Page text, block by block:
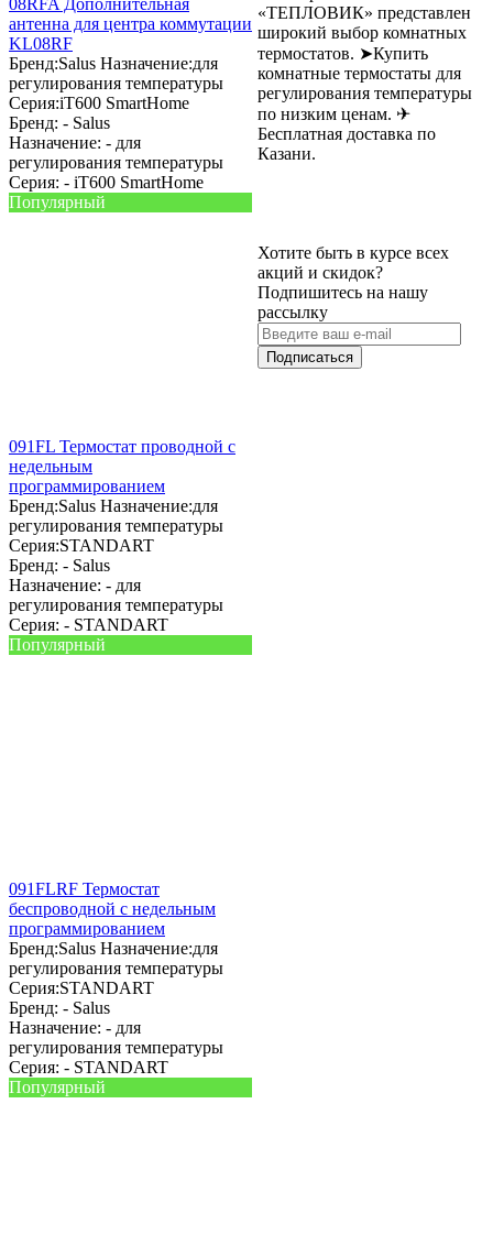
08RFA Дополнительная
антенна для центра коммутации
KL08RF
Бренд:Salus Назначение:для
регулирования температуры
Серия:iT600 SmartHome
Бренд: - Salus
Назначение: - для
регулирования температуры
Серия: - iT600 SmartHome
Популярный
091FL Термостат проводной с
недельным
программированием
Бренд:Salus Назначение:для
регулирования температуры
Серия:STANDART
Бренд: - Salus
Назначение: - для
регулирования температуры
Серия: - STANDART
Популярный
091FLRF Термостат
беспроводной с недельным
программированием
Бренд:Salus Назначение:для
регулирования температуры
Серия:STANDART
Бренд: - Salus
Назначение: - для
регулирования температуры
Серия: - STANDART
Популярный
«ТЕПЛОВИК» представлен
широкий выбор комнатных
термостатов. ➤Купить
комнатные термостаты для
регулирования температуры
по низким ценам. ✈
Бесплатная доставка по
Казани.
Хотите быть в курсе всех
акций и скидок?
Подпишитесь на нашу
рассылку
Подписаться